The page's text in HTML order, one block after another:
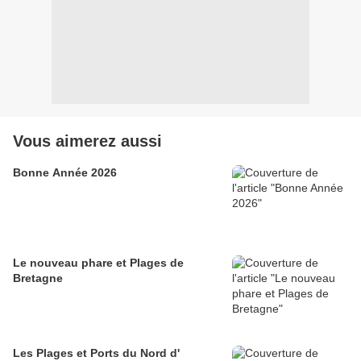
Vous aimerez aussi
Bonne Année 2026
Le nouveau phare et Plages de
Bretagne
Les Plages et Ports du Nord d'